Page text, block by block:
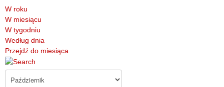
W roku
W miesiącu
W tygodniu
Według dnia
Przejdź do miesiąca